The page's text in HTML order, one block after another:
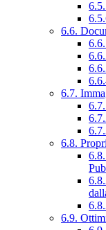
6.6.
6.7.
6.8.
6.9.